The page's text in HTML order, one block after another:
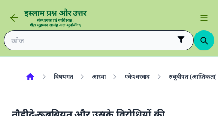
विषयगत आस्था एकेश्वरवाद रुबूबीयत (आस्तिकता)